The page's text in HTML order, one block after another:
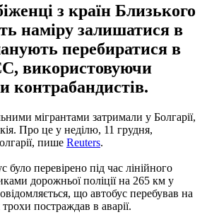
з країн Близького
наміру залишатися в
перебиратися в
використовуючи
контрабандистів.
мігрантами затримали у Болгарії,
Про це у неділю, 11 грудня,
пише Reuters.
було перевірено під час лінійного
дорожньої поліції на 265 км у
що автобус перебував на
постраждав в аварії.